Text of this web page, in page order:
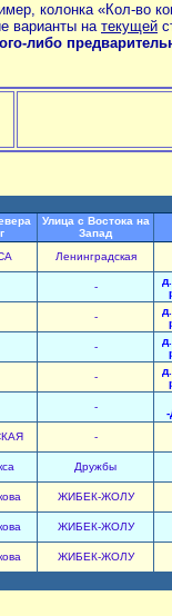
колонка «Кол-во
варианты на текущей
либо
Улица с Востока на
Запад
Ленинградская
-
-
-
-
-
-
Дружбы
ЖИБЕК-ЖОЛУ
ЖИБЕК-ЖОЛУ
ЖИБЕК-ЖОЛУ